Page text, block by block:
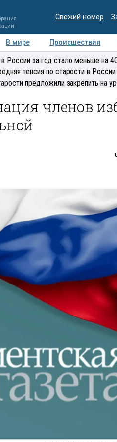
Свежий номер
В мире Происшествия
Медиацентр
России за год стало меньше на
пенсия по старости в
предложили закрепить на
членов